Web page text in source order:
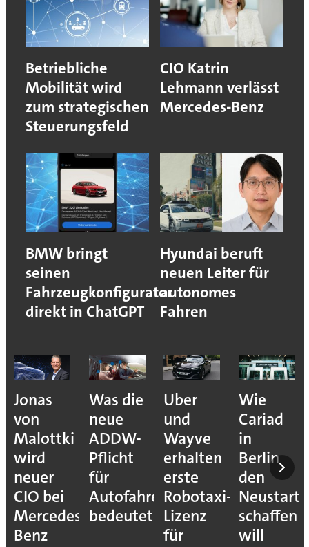
Betriebliche
Mobilität wird
zum strategischen
Steuerungsfeld
CIO Katrin
Lehmann verlässt
Mercedes-Benz
BMW bringt
seinen
Fahrzeugkonfigurator
direkt in ChatGPT
Hyundai beruft
neuen Leiter für
autonomes
Fahren
Jonas
von
Malottki
wird
neuer
CIO bei
Mercedes-
Benz
Was die
neue
ADDW-
Pflicht
für
Autofahrer
bedeutet
Uber
und
Wayve
erhalten
erste
Robotaxi-
Lizenz
für
Wie
Cariad
in
Berlin
den
Neustart
schaffen
will